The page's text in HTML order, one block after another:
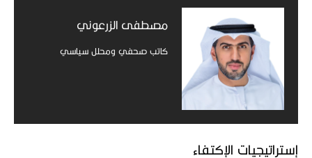
مصطفى الزرعوني​
كاتب صحفي ومحلل سياسي
إستراتيجيات الإكتفاء